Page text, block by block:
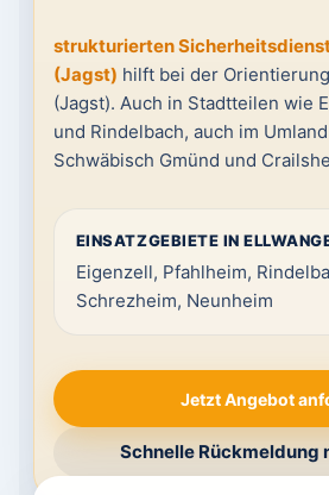
strukturierten
(Jagst) hilft bei der
(Jagst). Auch in Stadtteilen wie
und Rindelbach, auch im
Schwäbisch Gmünd und
EINSATZGEBIETE IN
Eigenzell, Pfahlheim,
Schrezheim, Neunheim
Jetzt Angebot
Schnelle Rückmeldung